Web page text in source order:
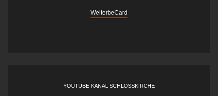
WelterbeCard
YOUTUBE-KANAL SCHLOSSKIRCHE